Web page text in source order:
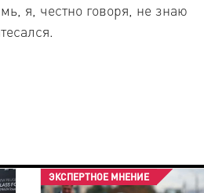
я, честно говоря, не знаю
ЭКСПЕРТНОЕ МНЕНИЕ